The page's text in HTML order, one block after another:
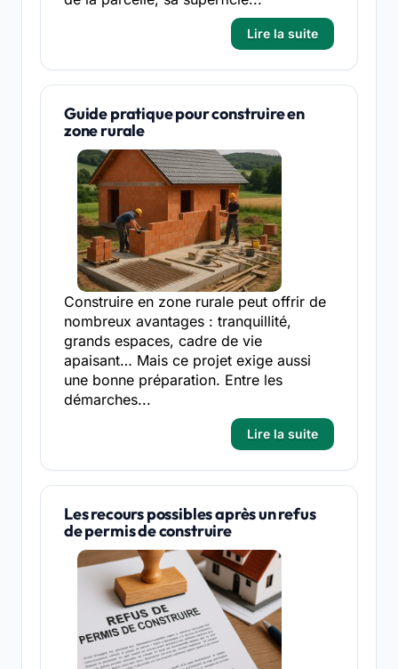
Lire la suite
Guide pratique pour construire en
zone rurale
Construire en zone rurale peut offrir de
nombreux avantages : tranquillité,
grands espaces, cadre de vie
apaisant… Mais ce projet exige aussi
une bonne préparation. Entre les
démarches...
Lire la suite
Les recours possibles après un refus
de permis de construire